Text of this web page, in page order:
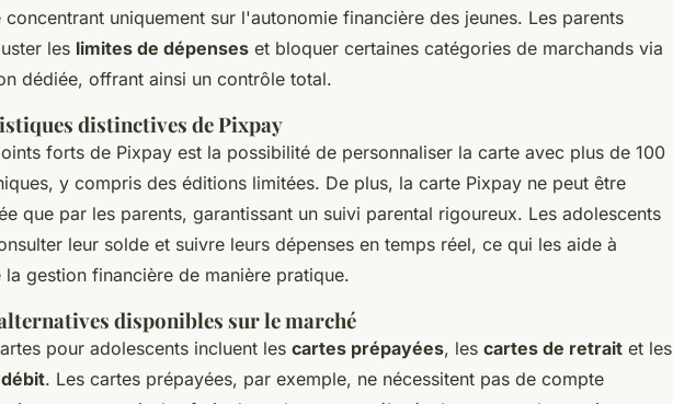
uniquement sur l'autonomie financière des jeunes. Les parents
les limites de dépenses et bloquer certaines catégories de marchands via
dédiée, offrant ainsi un contrôle total.
distinctives de Pixpay
forts de Pixpay est la possibilité de personnaliser la carte avec plus de 100
y compris des éditions limitées. De plus, la carte Pixpay ne peut être
que par les parents, garantissant un suivi parental rigoureux. Les adolescents
leur solde et suivre leurs dépenses en temps réel, ce qui les aide à
la gestion financière de manière pratique.
disponibles sur le marché
pour adolescents incluent les cartes prépayées, les cartes de retrait et les
. Les cartes prépayées, par exemple, ne nécessitent pas de compte